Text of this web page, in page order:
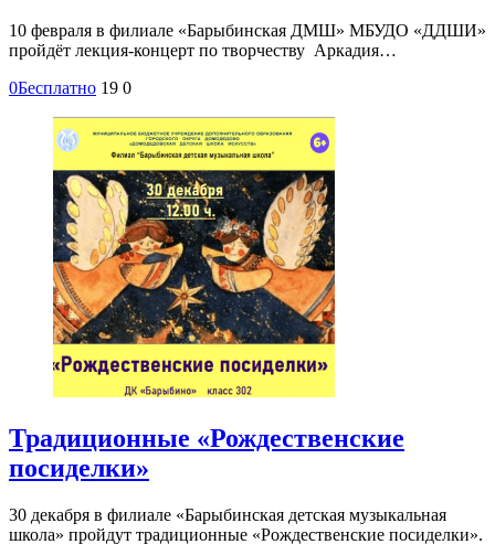
10 февраля в филиале «Барыбинская ДМШ» МБУДО «ДДШИ»
пройдёт лекция-концерт по творчеству Аркадия…
0Бесплатно 19 0
Традиционные «Рождественские
посиделки»
30 декабря в филиале «Барыбинская детская музыкальная
школа» пройдут традиционные «Рождественские посиделки».